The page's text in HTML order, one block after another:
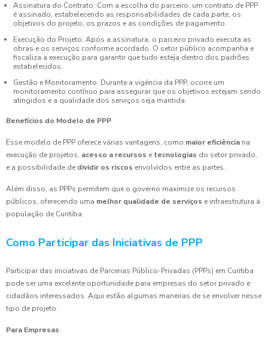
Assinatura do Contrato: Com a escolha do parceiro, um contrato de PPP
é assinado, estabelecendo as responsabilidades de cada parte, os
objetivos do projeto, os prazos e as condições de pagamento.
Execução do Projeto: Após a assinatura, o parceiro privado executa as
obras e os serviços conforme acordado. O setor público acompanha e
fiscaliza a execução para garantir que tudo esteja dentro dos padrões
estabelecidos.
Gestão e Monitoramento: Durante a vigência da PPP, ocorre um
monitoramento contínuo para assegurar que os objetivos estejam sendo
atingidos e a qualidade dos serviços seja mantida.
Benefícios do Modelo de PPP
Esse modelo de PPP oferece várias vantagens, como maior eficiência na
execução de projetos, acesso a recursos e tecnologias do setor privado,
e a possibilidade de dividir os riscos envolvidos entre as partes.
Além disso, as PPPs permitem que o governo maximize os recursos
públicos, oferecendo uma melhor qualidade de serviços e infraestrutura à
população de Curitiba.
Como Participar das Iniciativas de PPP
Participar das iniciativas de Parcerias Público-Privadas (PPPs) em Curitiba
pode ser uma excelente oportunidade para empresas do setor privado e
cidadãos interessados. Aqui estão algumas maneiras de se envolver nesse
tipo de projeto.
Para Empresas